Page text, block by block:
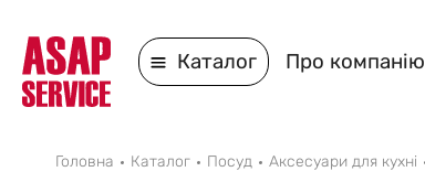
Каталог Про компанію
Головна Каталог Посуд Аксесуари для кухні